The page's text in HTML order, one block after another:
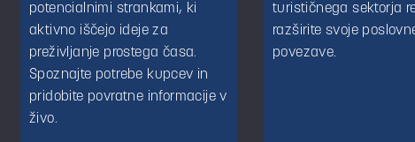
potencialnimi strankami, ki
aktivno iščejo ideje za
preživljanje prostega časa.
Spoznajte potrebe kupcev in
pridobite povratne informacije v
živo.
turističnega sektorja
razširite svoje
povezave.